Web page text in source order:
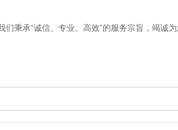
们秉承“诚信、专业、高效”的服务宗旨，竭诚